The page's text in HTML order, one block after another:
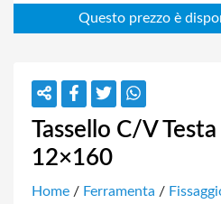
Tassello C/V
12×160
Home / Ferramenta /